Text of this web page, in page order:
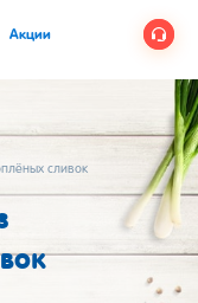
Акции
сливок